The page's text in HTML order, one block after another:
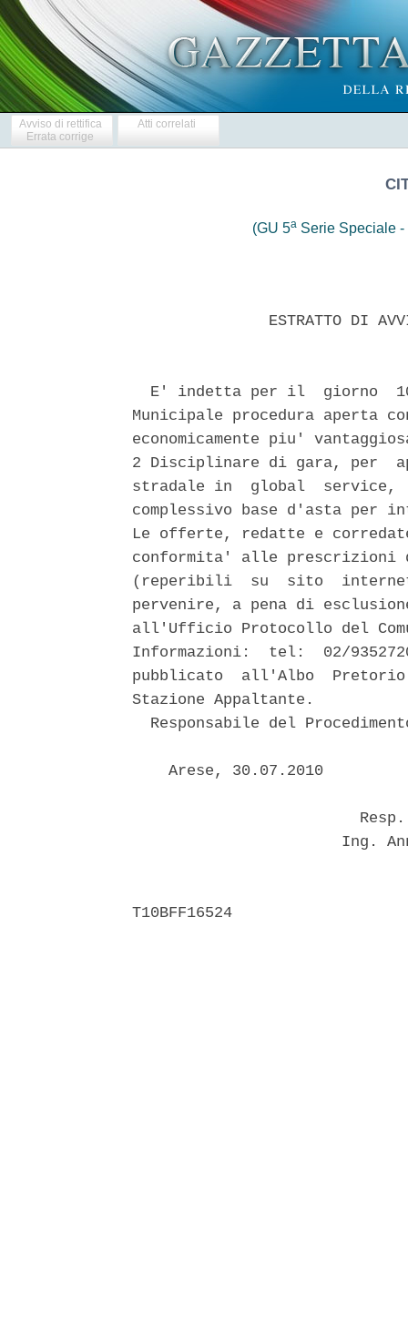
Avviso di rettifica
Errata corrige
Atti correlati
(GU 5aSerie Speciale -
ESTRATTO DI
E' indetta per il  giorno
Municipale procedura
economicamente piu'
2 Disciplinare di gara, per
stradale in  global
complessivo base d'asta per
Le offerte, redatte e
conformita' alle prescrizioni
(reperibili  su  sito  internet:
pervenire, a pena di
all'Ufficio Protocollo del
Informazioni:  tel:  02/
pubblicato  all'Albo
Stazione Appaltante.
Responsabile del
    Arese, 30.07.2010
Ing.